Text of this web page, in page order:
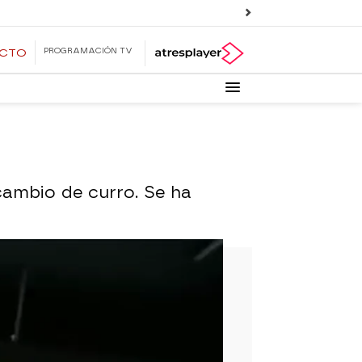
PROGRAMACIÓN TV
de curro. Se ha